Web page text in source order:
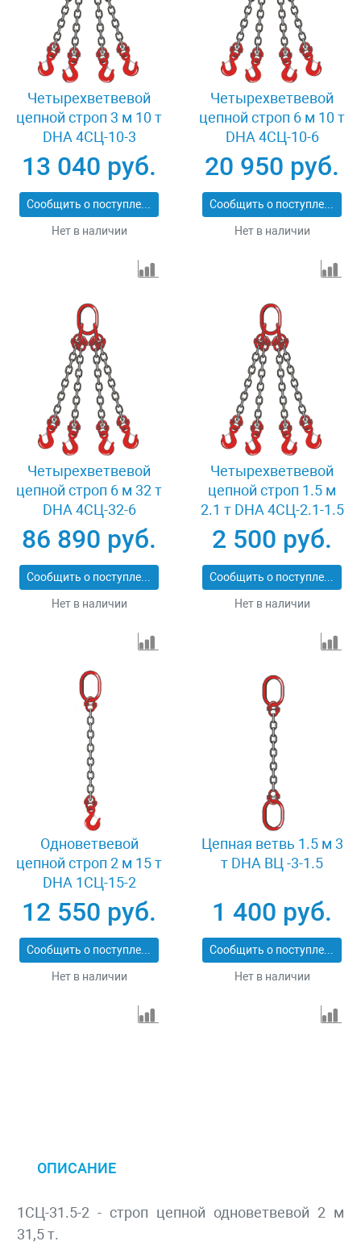
Четырехветвевой
цепной строп 3 м 10 т
DHA 4СЦ-10-3
13 040 руб.
Сообщить о поступлении
Нет в наличии
Четырехветвевой
цепной строп 6 м 10 т
DHA 4СЦ-10-6
20 950 руб.
Сообщить о поступлении
Нет в наличии
Четырехветвевой
цепной строп 6 м 32 т
DHA 4СЦ-32-6
86 890 руб.
Сообщить о поступлении
Нет в наличии
Четырехветвевой
цепной строп 1.5 м
2.1 т DHA 4СЦ-2.1-1.5
2 500 руб.
Сообщить о поступлении
Нет в наличии
Одноветвевой
цепной строп 2 м 15 т
DHA 1СЦ-15-2
12 550 руб.
Сообщить о поступлении
Нет в наличии
Цепная ветвь 1.5 м 3
т DHA ВЦ -3-1.5
1 400 руб.
Сообщить о поступлении
Нет в наличии
ОПИСАНИЕ
1СЦ-31.5-2 - строп цепной одноветвевой 2 м
31,5 т.